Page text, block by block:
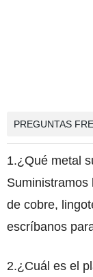
PREGUNTAS
1.¿Qué metal
Suministramos
de cobre,
escríbanos
2.¿Cuál es el